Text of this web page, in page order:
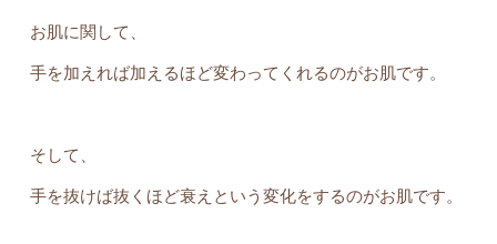
お肌に関して、
手を加えれば加えるほど変わってくれるのがお肌です。
そして、
手を抜けば抜くほど衰えという変化をするのがお肌です。